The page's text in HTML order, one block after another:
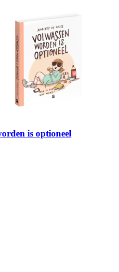
is optioneel